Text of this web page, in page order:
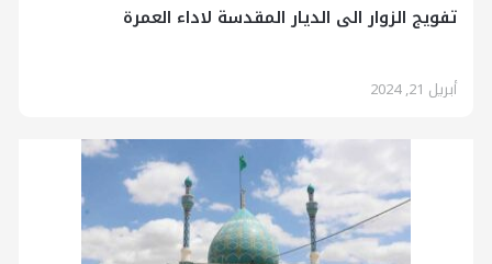
تفويج الزوار الى الديار المقدسة لاداء العمرة
أبريل 21, 2024